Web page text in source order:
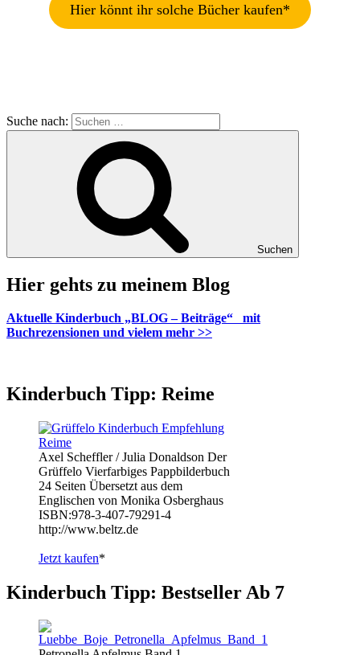
Hier könnt ihr solche Bücher kaufen*
Suche nach:
Suchen
Hier gehts zu meinem Blog
Aktuelle Kinderbuch „BLOG – Beiträge“ mit
Buchrezensionen und vielem mehr >>
Kinderbuch Tipp: Reime
Axel Scheffler / Julia Donaldson Der
Grüffelo Vierfarbiges Pappbilderbuch
24 Seiten Übersetzt aus dem
Englischen von Monika Osberghaus
ISBN:978-3-407-79291-4
http://www.beltz.de
Jetzt kaufen*
Kinderbuch Tipp: Bestseller Ab 7